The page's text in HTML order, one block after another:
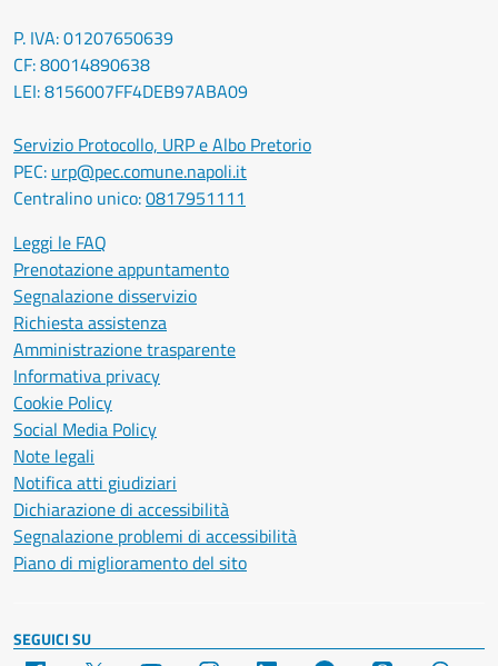
P. IVA: 01207650639
CF: 80014890638
LEI: 8156007FF4DEB97ABA09
Servizio Protocollo, URP e Albo Pretorio
PEC: urp@pec.comune.napoli.it
Centralino unico:0817951111
Leggi le FAQ
Prenotazione appuntamento
Segnalazione disservizio
Richiesta assistenza
Amministrazione trasparente
Informativa privacy
Cookie Policy
Social Media Policy
Note legali
Notifica atti giudiziari
Dichiarazione di accessibilità
Segnalazione problemi di accessibilità
Piano di miglioramento del sito
SEGUICI SU